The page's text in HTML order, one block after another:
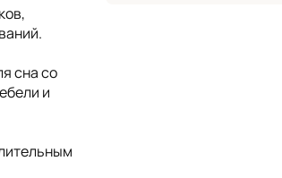
сна со
и